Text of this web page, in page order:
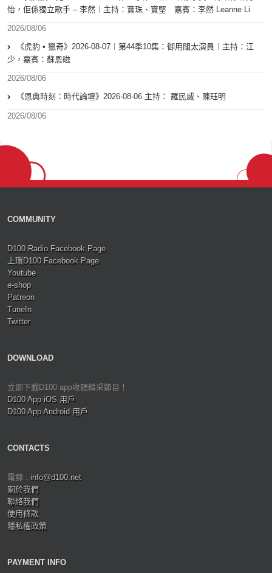
怡，佢係獨立歌手 – 李然︱主持：寶珠、寶堅 嘉賓：李然 Leanne Li
2026/08/06
《虎豹 • 獵奇》2026-08-07︱第44季10集：御用闊太演員︱主持：江
少，嘉賓：蘇恩磁
2026/08/06
《恩典時刻：時代論壇》2026-08-06 主持： 羅民威、陳珏明
2026/08/06
COMMUNITY
D100 Radio Facebook Page
上環D100 Facebook Page
Youtube
e-shop
Patreon
TuneIn
Twitter
DOWNLOAD
立即下載D100 app收聽精采節目！
D100 App iOS 用戶
D100 App Android 用戶
CONTACTS
電郵 : info@d100.net
關於我們
聯絡我們
使用條款
隱私權政策
PAYMENT INFO